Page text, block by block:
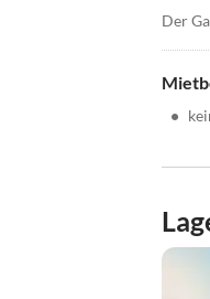
Der
•